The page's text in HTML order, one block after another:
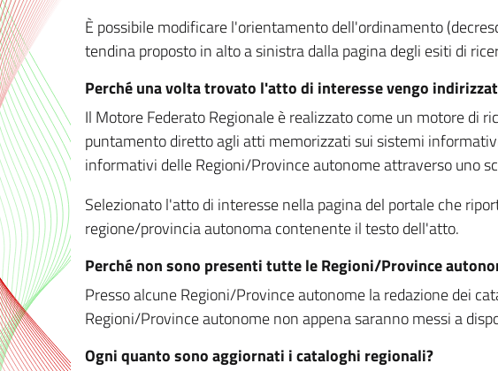
È possibile modificare l'orientamento dell'ordinamento
tendina proposto in alto a sinistra dalla pagina degli esiti di
Perché una volta trovato l'atto di interesse vengo
Il Motore Federato Regionale è realizzato come un motore di
puntamento diretto agli atti memorizzati sui sistemi
informativi delle Regioni/Province autonome attraverso uno
Selezionato l'atto di interesse nella pagina del portale che
regione/provincia autonoma contenente il testo dell'atto.
Perché non sono presenti tutte le Regioni/Province
Presso alcune Regioni/Province autonome la redazione dei
Regioni/Province autonome non appena saranno messi a
Ogni quanto sono aggiornati i cataloghi regionali?